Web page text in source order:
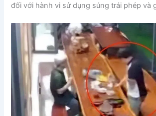
đối với hành vi sử dụng súng trái phép và